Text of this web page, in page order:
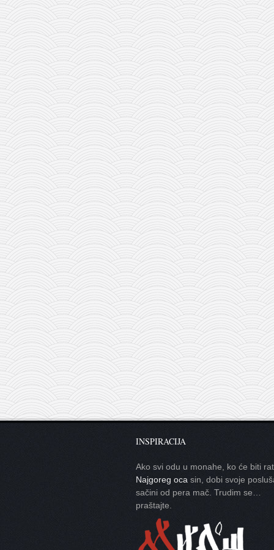
INSPIRACIJA
Ako svi odu u monahe, ko će biti
Najgoreg oca sin, dobi svoje
sačini od pera mač. Trudim se…
praštajte.